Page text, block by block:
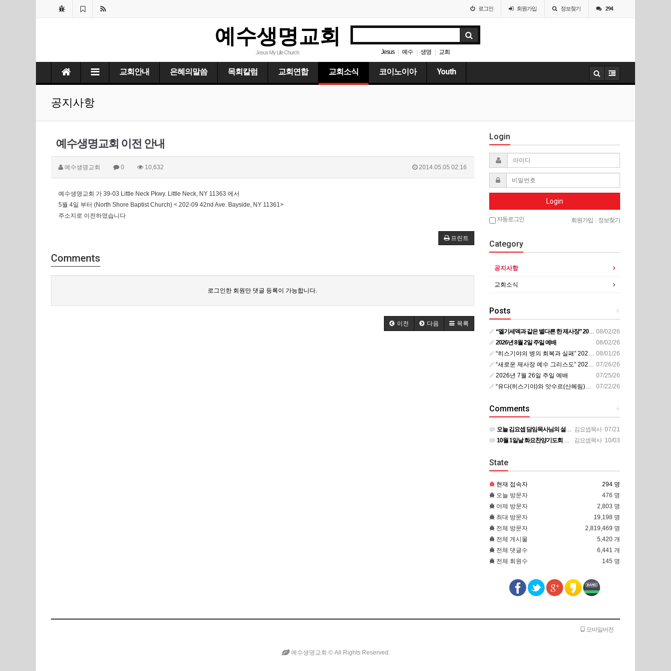
로그인 회원가입 정보찾기 294
예수생명교회
Jesus My Life Church Jesus | 예수 | 생명 | 교회
교회안내 은혜의말씀 목회칼럼 교회연합 교회소식 코이노이아 Youth
공지사항
예수생명교회 이전 안내
예수생명교회 0 10,632 2014.05.05 02:16
예수생명교회 가 39-03 Little Neck Pkwy. Little Neck, NY 11363 에서
5월 4일 부터 (North Shore Baptist Church) < 202-09 42nd Ave. Bayside, NY 11361>
주소지로 이전하였습니다
프린트
Comments
로그인한 회원만 댓글 등록이 가능합니다.
이전 다음 목록
Login
Login
자동로그인 회원가입 정보찾기
Category
공지사항
교회소식
+
Posts
08/02/26
“멜기세덱과 같은 별다른 한 제사장” 20260802
08/02/26
2026년 8월 2일 주일 예배
08/01/26
“히스기야의 병의 회복과 실패” 20260728
07/26/26
“새로운 제사장 예수 그리스도” 20260726
07/25/26
2026년 7월 26일 주일 예배
07/22/26
“유다(히스기야)와 앗수르(산헤림)의 전쟁(2)” 20260721
+
Comments
김요셉목사 07/21
오늘 김요셉 담임목사님의 설교 동영상이 비디오 장비 문제로 영상을 올려 드리지 못해 죄송합니다 오늘 주일 설…
김요셉목사 10/03
10월 1일날 화요찬양기도회 설교 영상은 상태가 안좋아서 오디오만 올려 드립니다
State
현재 접속자
294 명
오늘 방문자
476 명
어제 방문자
2,803 명
최대 방문자
19,198 명
전체 방문자
2,819,469 명
전체 게시물
5,420 개
전체 댓글수
6,441 개
전체 회원수
145 명
모바일버전
예수생명교회 © All Rights Reserved.